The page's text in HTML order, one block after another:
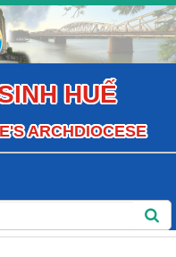
HUẾ
ARCHDIOCESE